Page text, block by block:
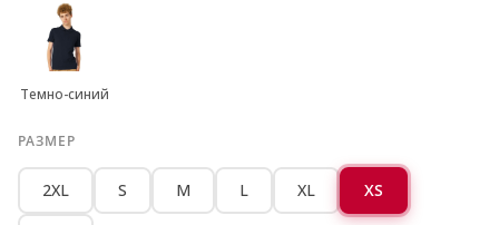
Темно-синий
РАЗМЕР
2XL S M L XL XS